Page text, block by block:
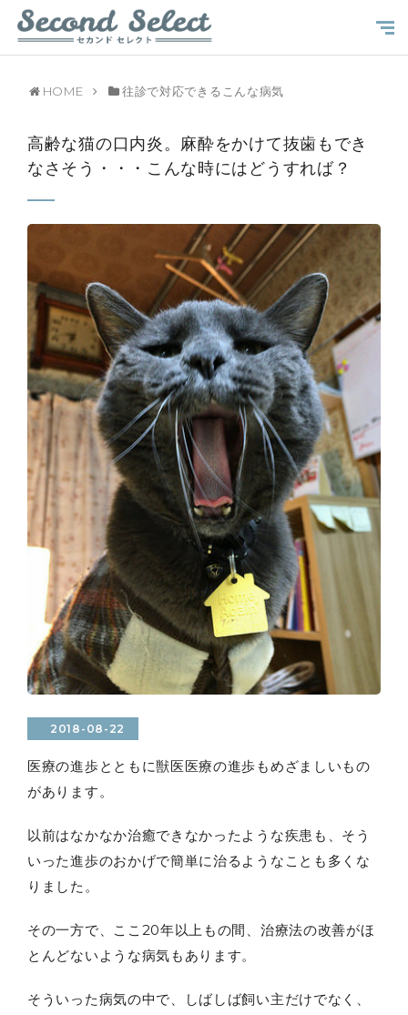
HOME 往診で対応できるこんな病気
高齢な猫の口内炎。麻酔をかけて抜歯もでき
なさそう・・・こんな時にはどうすれば？
2018-08-22
医療の進歩とともに獣医医療の進歩もめざましいもの
があります。
以前はなかなか治癒できなかったような疾患も、そう
いった進歩のおかげで簡単に治るようなことも多くな
りました。
その一方で、ここ20年以上もの間、治療法の改善がほ
とんどないような病気もあります。
そういった病気の中で、しばしば飼い主だけでなく、